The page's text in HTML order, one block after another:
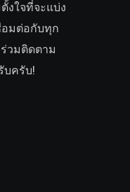
งใจที่จะแบ่ง
อมต่อกับทุก
วมติดตาม
บครับ!